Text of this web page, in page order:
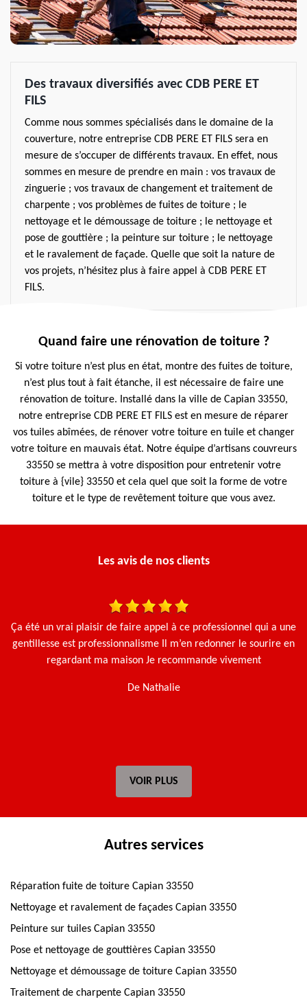
Des travaux diversifiés avec CDB PERE ET
FILS
Comme nous sommes spécialisés dans le domaine de la
couverture, notre entreprise CDB PERE ET FILS sera en
mesure de s’occuper de différents travaux. En effet, nous
sommes en mesure de prendre en main : vos travaux de
zinguerie ; vos travaux de changement et traitement de
charpente ; vos problèmes de fuites de toiture ; le
nettoyage et le démoussage de toiture ; le nettoyage et
pose de gouttière ; la peinture sur toiture ; le nettoyage
et le ravalement de façade. Quelle que soit la nature de
vos projets, n’hésitez plus à faire appel à CDB PERE ET
FILS.
Quand faire une rénovation de toiture ?
Si votre toiture n’est plus en état, montre des fuites de toiture,
n’est plus tout à fait étanche, il est nécessaire de faire une
rénovation de toiture. Installé dans la ville de Capian 33550,
notre entreprise CDB PERE ET FILS est en mesure de réparer
vos tuiles abîmées, de rénover votre toiture en tuile et changer
votre toiture en mauvais état. Notre équipe d’artisans couvreurs
33550 se mettra à votre disposition pour entretenir votre
toiture à {vile} 33550 et cela quel que soit la forme de votre
toiture et le type de revêtement toiture que vous avez.
Les avis de nos clients
Ça été un vrai plaisir de faire appel à ce professionnel qui a une
gentillesse est professionnalisme Il m’en redonner le sourire en
regardant ma maison Je recommande vivement
De Nathalie
VOIR PLUS
Autres services
Réparation fuite de toiture Capian 33550
Nettoyage et ravalement de façades Capian 33550
Peinture sur tuiles Capian 33550
Pose et nettoyage de gouttières Capian 33550
Nettoyage et démoussage de toiture Capian 33550
Traitement de charpente Capian 33550